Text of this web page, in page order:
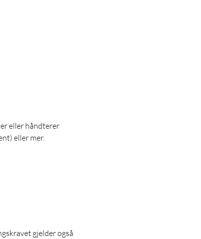
eller håndterer
eller mer.
gjelder også